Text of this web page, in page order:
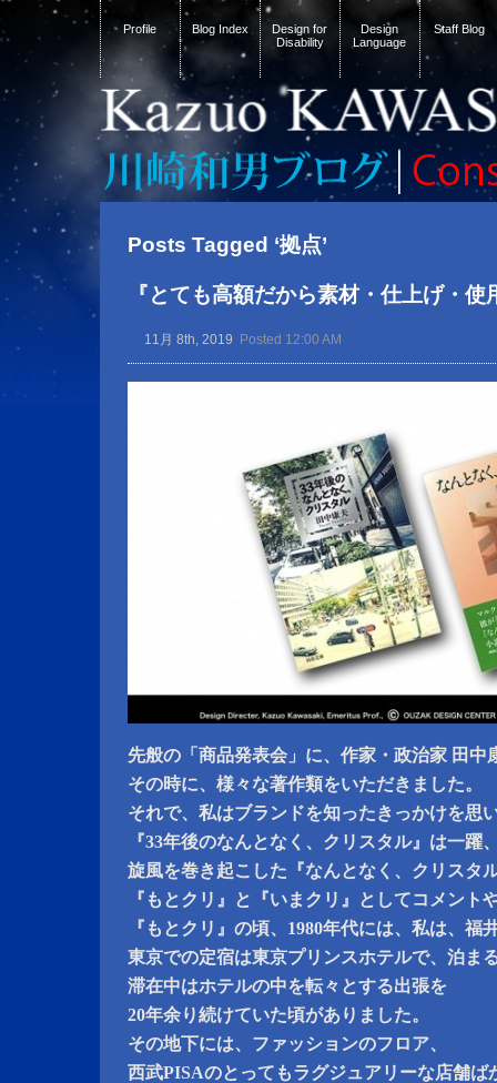
Profile Blog Index
Design for
Disability
Design
Language
Staff Blog
Posts Tagged ‘拠点’
『とても高額だから素材・仕上げ・
11月 8th, 2019 Posted 12:00 AM
先般の「商品発表会」に、作家・政治家 田中
その時に、様々な著作類をいただきました。
それで、私はブランドを知ったきっかけを思
『33年後のなんとなく、クリスタル』は一躍
旋風を巻き起こした『なんとなく、クリスタ
『もとクリ』と『いまクリ』としてコメント
『もとクリ』の頃、1980年代には、私は、福
東京での定宿は東京プリンスホテルで、泊ま
滞在中はホテルの中を転々とする出張を
20年余り続けていた頃がありました。
その地下には、ファッションのフロア、
西武PISAのとってもラグジュアリーな店舗ば